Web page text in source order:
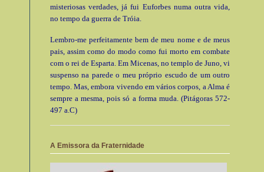
misteriosas verdades, já fui Euforbes numa outra vida,
no tempo da guerra de Tróia.
Lembro-me perfeitamente bem de meu nome e de meus
pais, assim como do modo como fui morto em combate
com o rei de Esparta. Em Micenas, no templo de Juno, vi
suspenso na parede o meu próprio escudo de um outro
tempo. Mas, embora vivendo em vários corpos, a Alma é
sempre a mesma, pois só a forma muda. (Pitágoras 572-
497 a.C)
A Emissora da Fraternidade